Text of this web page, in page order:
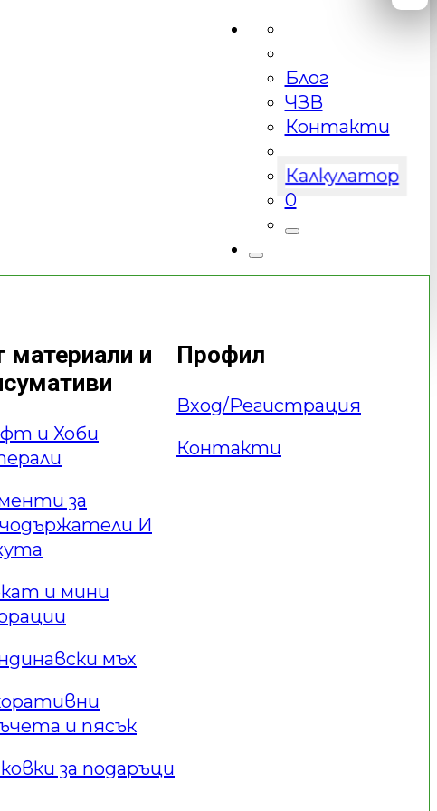
Блог
ЧЗВ
Контакти
Калкулатор
0
материали и
и Хоби
за
И
и мини
мъх
и пясък
за подаръци
Профил
Вход/Регистрация
Контакти